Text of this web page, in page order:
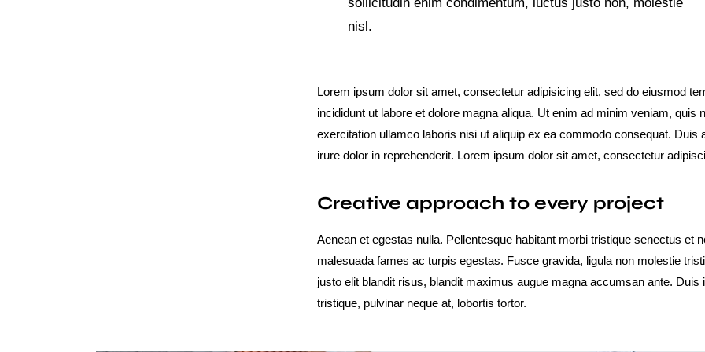
nisl.
Lorem ipsum dolor sit amet, consectetur adipisicing elit, sed do eiusmod
incididunt ut labore et dolore magna aliqua. Ut enim ad minim veniam, quis
exercitation ullamco laboris nisi ut aliquip ex ea commodo consequat. Duis
irure dolor in reprehenderit. Lorem ipsum dolor sit amet, consectetur
Creative approach to every project
Aenean et egestas nulla. Pellentesque habitant morbi tristique senectus et
malesuada fames ac turpis egestas. Fusce gravida, ligula non molestie
justo elit blandit risus, blandit maximus augue magna accumsan ante. Duis
tristique, pulvinar neque at, lobortis tortor.